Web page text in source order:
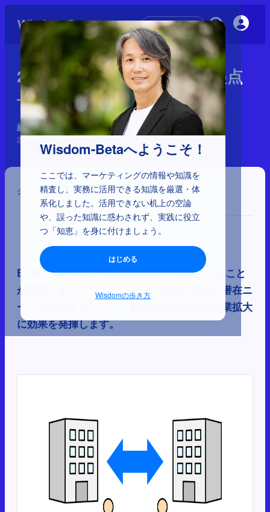
Wisdom-Betaへようこそ！
ここでは、マーケティングの情報や知識を
精査し、実務に活用できる知識を厳選・体
系化しました。活用できない机上の空論
や、誤った知識に惑わされず、実践に役立
つ「知恵」を身に付けましょう。
はじめる
Wisdomの歩き方
初めての方へ
2-3-11：BtoBにおける顧客起点
――クライアントの先を見る
経営とマーケティングの理解
2025年7月15日
シェア
BtoBにおいては、最終顧客のニーズを捉えること
が重要です。バリューチェーン全体の価値や潜在ニ
ーズを理解することで、顧客起点の戦略が事業拡大
に効果を発揮します。